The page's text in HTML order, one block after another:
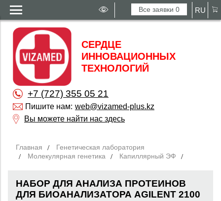
Все заявки0 RU
СЕРДЦЕ
ИННОВАЦИОННЫХ
ТЕХНОЛОГИЙ
+7 (727) 355 05 21
Пишите нам: web@vizamed-plus.kz
Вы можете найти нас здесь
Главная
Генетическая лаборатория
Молекулярная генетика
Капиллярный ЭФ
НАБОР ДЛЯ АНАЛИЗА ПРОТЕИНОВ
ДЛЯ БИОАНАЛИЗАТОРА AGILENT 2100